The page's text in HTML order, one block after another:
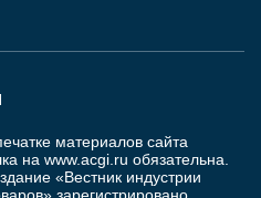
материалов сайта
на www.acgi.ru обязательна.
«Вестник индустрии